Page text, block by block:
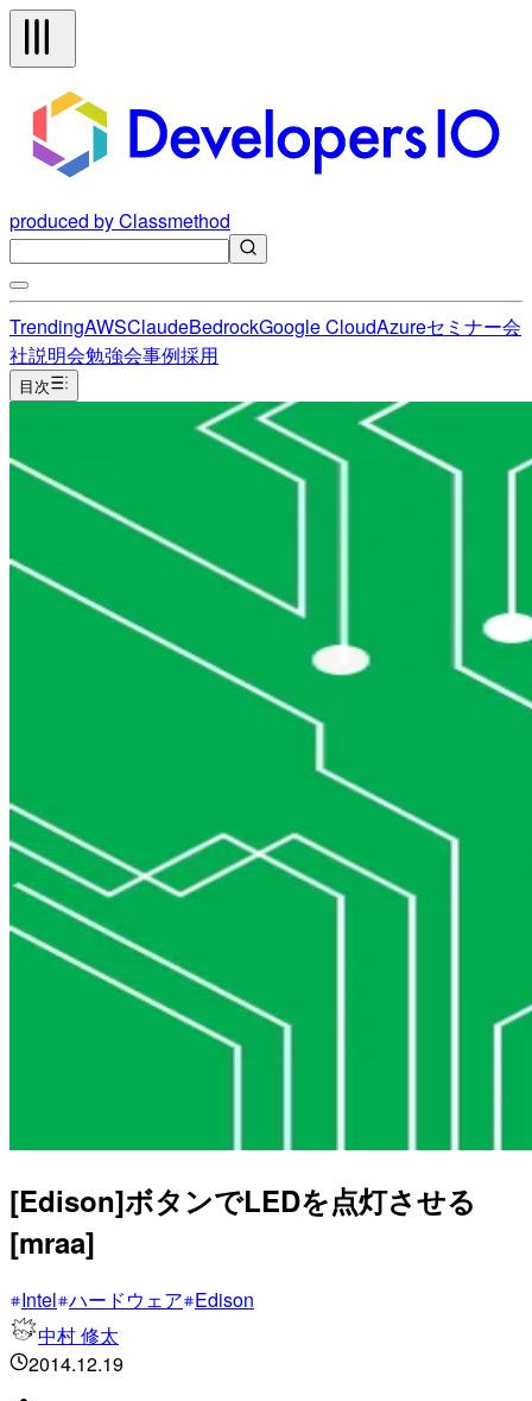
produced by Classmethod
TrendingAWSClaudeBedrockGoogle CloudAzureセミナー会
社説明会勉強会事例採用
目次
[Edison]ボタンでLEDを点灯させる
[mraa]
Intel ハードウェア Edison
中村 修太
2014.12.19